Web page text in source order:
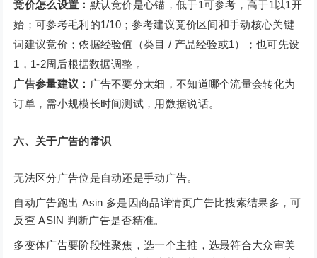
竞价怎么设置： 默认竞价是心锚，低于1可参考，高于1以1开
始；可参考毛利的1/10；参考建议竞价区间和手动核心关键
词建议竞价；依据经验值（类目 / 产品经验或1）；也可先设
1，1-2周后根据数据调整 。
广告参量建议： 广告不要分太细，不知道哪个流量会转化为
订单，需小规模长时间测试，用数据说话。
六、关于广告的常识
无法区分广告位是自动还是手动广告。
自动广告跑出 Asin 多是因商品详情页广告比搜索结果多，可
反查 ASIN 判断广告是否精准。
多变体广告要阶段性聚焦，选一个主推，选最符合大众审美